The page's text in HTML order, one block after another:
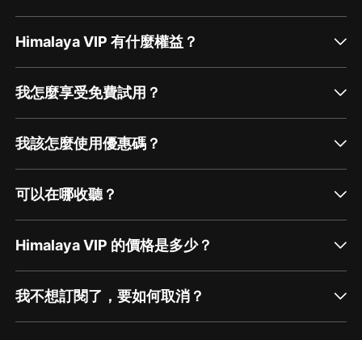
Himalaya VIP 有什麼權益？
我怎麼享受免費試用？
我該怎麼使用優惠碼？
可以在哪收聽？
Himalaya VIP 的價格是多少？
我不想訂閱了，要如何取消？